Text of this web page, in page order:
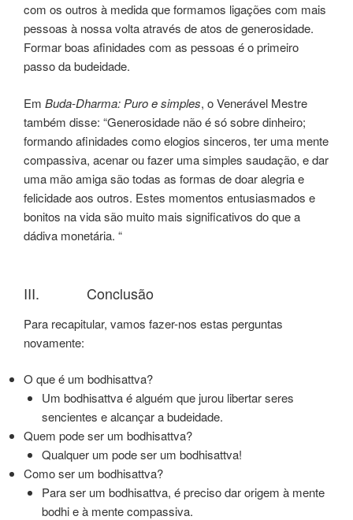
com os outros à medida que formamos ligações com mais
pessoas à nossa volta através de atos de generosidade.
Formar boas afinidades com as pessoas é o primeiro
passo da budeidade.
Em Buda-Dharma: Puro e simples, o Venerável Mestre
também disse: “Generosidade não é só sobre dinheiro;
formando afinidades como elogios sinceros, ter uma mente
compassiva, acenar ou fazer uma simples saudação, e dar
uma mão amiga são todas as formas de doar alegria e
felicidade aos outros. Estes momentos entusiasmados e
bonitos na vida são muito mais significativos do que a
dádiva monetária. “
III. Conclusão
Para recapitular, vamos fazer-nos estas perguntas
novamente:
O que é um bodhisattva?
Um bodhisattva é alguém que jurou libertar seres
sencientes e alcançar a budeidade.
Quem pode ser um bodhisattva?
Qualquer um pode ser um bodhisattva!
Como ser um bodhisattva?
Para ser um bodhisattva, é preciso dar origem à mente
bodhi e à mente compassiva.